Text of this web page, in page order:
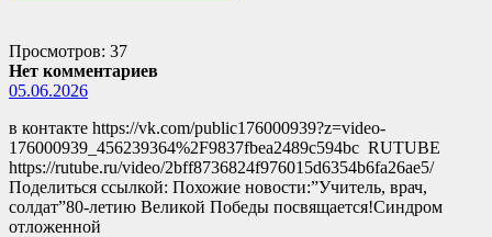
Просмотров: 37
Нет комментариев
05.06.2026
в контакте https://vk.com/public176000939?z=video-
176000939_456239364%2F9837fbea2489c594bc RUTUBE
https://rutube.ru/video/2bff8736824f976015d6354b6fa26ae5/
Поделиться ссылкой: Похожие новости:”Учитель, врач,
солдат”80-летию Великой Победы посвящается!Синдром
отложенной